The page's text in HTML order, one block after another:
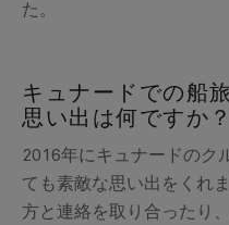
た。
キュナードでの船
思い出は何ですか？
2016年にキュナードのク
ても素敵な思い出をくれ
方と連絡を取り合ったり